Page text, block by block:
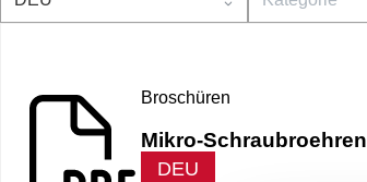
Broschüren
Mikro-Schraubroehren
DEU